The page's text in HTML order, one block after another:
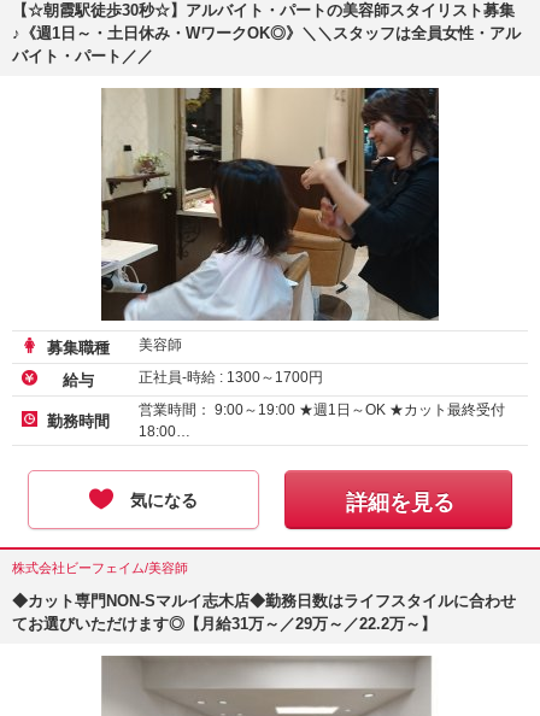
【☆朝霞駅徒歩30秒☆】アルバイト・パートの美容師スタイリスト募集
♪《週1日～・土日休み・WワークOK◎》＼＼スタッフは全員女性・アル
バイト・パート／／
募集職種 美容師
給与 正社員-時給 : 1300～ 1700円
勤務時間
営業時間： 9:00～19:00 ★週1日～OK ★カット最終受付
18:00…
気になる 詳細を見る
株式会社ビーフェイム/美容師
◆カット専門NON-Sマルイ志木店◆勤務日数はライフスタイルに合わせ
てお選びいただけます◎【月給31万～／29万～／22.2万～】